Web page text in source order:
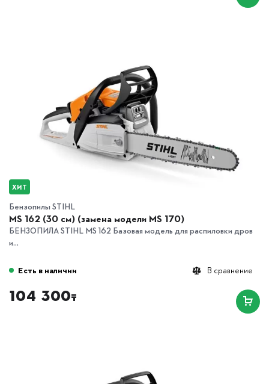
ХИТ
Бензопилы STIHL
MS 162 (30 см) (замена модели MS 170)
БЕНЗОПИЛА STIHL MS 162 Базовая модель для распиловки дров
и...
В сравнение
Есть в наличии
104 300₸